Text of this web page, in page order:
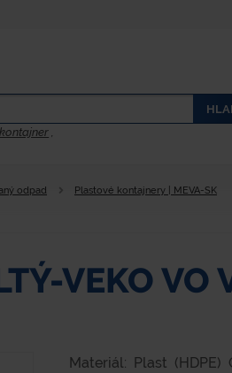
kontajner ,
odpad
Plastové kontajnery | MEVA-SK
VEKO VO
Materiál: Plast